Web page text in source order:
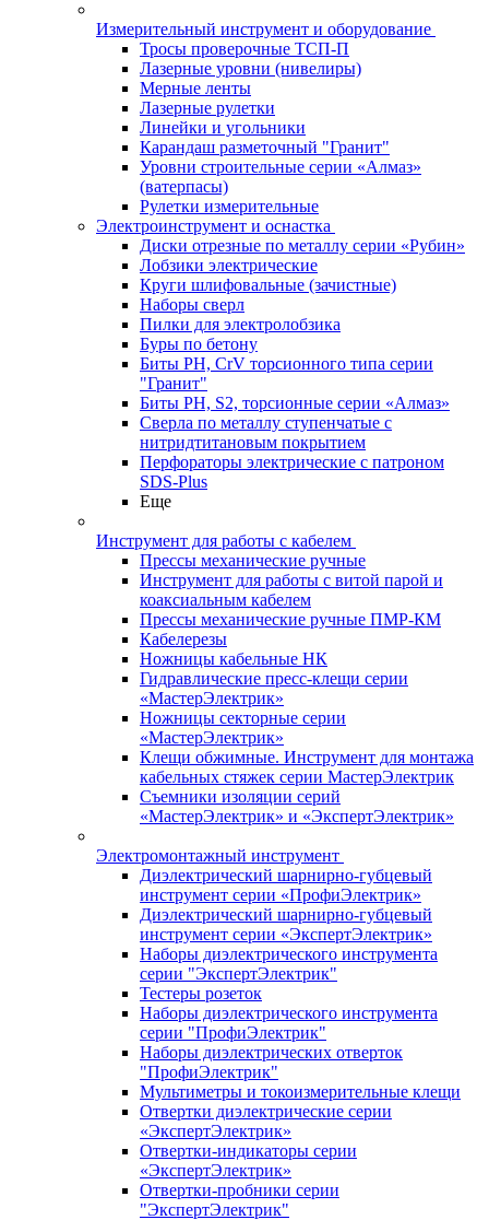
Измерительный инструмент и оборудование
Тросы проверочные ТСП-П
Лазерные уровни (нивелиры)
Мерные ленты
Лазерные рулетки
Линейки и угольники
Карандаш разметочный "Гранит"
Уровни строительные серии «Алмаз»
(ватерпасы)
Рулетки измерительные
Электроинструмент и оснастка
Диски отрезные по металлу серии «Рубин»
Лобзики электрические
Круги шлифовальные (зачистные)
Наборы сверл
Пилки для электролобзика
Буры по бетону
Биты PH, CrV торсионного типа серии
"Гранит"
Биты PH, S2, торсионные серии «Алмаз»
Сверла по металлу ступенчатые с
нитридтитановым покрытием
Перфораторы электрические с патроном
SDS-Plus
Еще
Инструмент для работы с кабелем
Прессы механические ручные
Инструмент для работы с витой парой и
коаксиальным кабелем
Прессы механические ручные ПМР-КМ
Кабелерезы
Ножницы кабельные НК
Гидравлические пресс-клещи серии
«МастерЭлектрик»
Ножницы секторные серии
«МастерЭлектрик»
Клещи обжимные. Инструмент для монтажа
кабельных стяжек серии МастерЭлектрик
Съемники изоляции серий
«МастерЭлектрик» и «ЭкспертЭлектрик»
Электромонтажный инструмент
Диэлектрический шарнирно-губцевый
инструмент серии «ПрофиЭлектрик»
Диэлектрический шарнирно-губцевый
инструмент серии «ЭкспертЭлектрик»
Наборы диэлектрического инструмента
серии "ЭкспертЭлектрик"
Тестеры розеток
Наборы диэлектрического инструмента
серии "ПрофиЭлектрик"
Наборы диэлектрических отверток
"ПрофиЭлектрик"
Мультиметры и токоизмерительные клещи
Отвертки диэлектрические серии
«ЭкспертЭлектрик»
Отвертки-индикаторы серии
«ЭкспертЭлектрик»
Отвертки-пробники серии
"ЭкспертЭлектрик"